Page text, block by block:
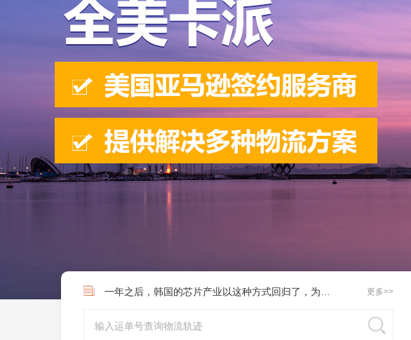
这里有10条关于日本的冷知识，你知道的有多少呢？
更多>>